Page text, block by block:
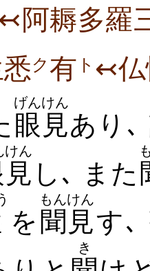
↢阿耨多羅
ク有 ト ↢
眼見
げんけん
あり､
見
けん
し､ また
を 聞見
もんけん
す､
き